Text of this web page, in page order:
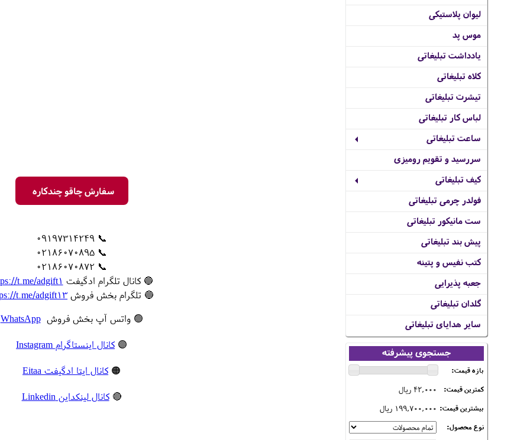
لیوان پلاستیکی
موس پد
یادداشت تبلیغاتی
کلاه تبلیغاتی
تیشرت تبلیغاتی
لباس کار تبلیغاتی
ساعت تبلیغاتی
سررسید و تقویم رومیزی
کیف تبلیغاتی
فولدر چرمی تبلیغاتی
ست مانیکور تبلیغاتی
پیش بند تبلیغاتی
کتب نفیس و پتینه
جعبه پذیرایی
گلدان تبلیغاتی
سایر هدایای تبلیغاتی
جستجوی پیشرفته
بازه قیمت:
کمترین قیمت:
42,000 ریال
بیشترین قیمت: 199,700,000 ریال
نوع محصول:
سفارش چاقو چندکاره
📞 09197314249
📞 02186070895
📞 02186070872
🔵 کانال تلگرام ادگیفت t.me/adgift1
🔵 تلگرام بخش فروش t.me/adgift13
🟢 واتس آپ بخش فروشWhatsApp
🟣 کانال اینستاگرام Instagram
🟠 کانال ایتا ادگیفت Eitaa
🔴 کانال لینکداین Linkedin